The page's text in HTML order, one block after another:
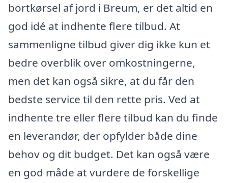
bortkørsel af jord i Breum, er det altid en
god idé at indhente flere tilbud. At
sammenligne tilbud giver dig ikke kun et
bedre overblik over omkostningerne,
men det kan også sikre, at du får den
bedste service til den rette pris. Ved at
indhente tre eller flere tilbud kan du finde
en leverandør, der opfylder både dine
behov og dit budget. Det kan også være
en god måde at vurdere de forskellige